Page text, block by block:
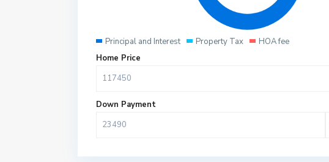
Principal and Interest Property Tax HOA fee
Home Price
Down Payment